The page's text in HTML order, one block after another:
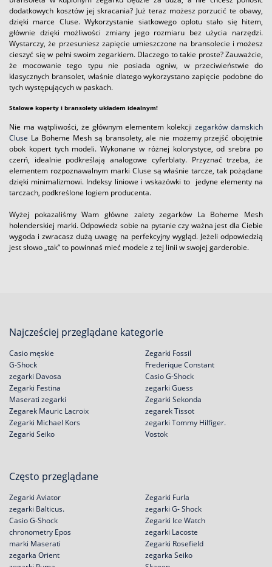
dodatkowych kosztów jej skracania? Już teraz możesz porzucić te obawy,
dzięki marce Cluse. Wykorzystanie siatkowego oplotu stało się hitem,
głównie dzięki możliwości zmiany jego rozmiaru bez użycia narzędzi.
Wystarczy, że przesuniesz zapięcie umieszczone na bransolecie i możesz
cieszyć się w pełni swoim zegarkiem. Dlaczego to takie proste? Zauważcie,
że mocowanie tego typu nie posiada ogniw, w przeciwieństwie do
klasycznych bransolet, właśnie dlatego wykorzystano zapięcie podobne do
tych występujących w paskach.
Stalowe koperty i bransolety układem idealnym!
Nie ma wątpliwości, że głównym elementem kolekcjizegarków damskich
Cluse La Boheme Mesh są bransolety, ale nie możemy przejść obojętnie
obok kopert tych modeli. Wykonane w różnej kolorystyce, od srebra po
czerń, idealnie podkreślają analogowe cyferblaty. Przyznać trzeba, że
elementem rozpoznawalnym marki Cluse są właśnie tarcze, tak pożądane
dzięki minimalizmowi. Indeksy liniowe i wskazówki to jedyne elementy na
tarczach, podkreślone logiem producenta.
Wyżej pokazaliśmy Wam główne zalety zegarków La Boheme Mesh
holenderskiej marki. Odpowiedz sobie na pytanie czy ważna jest dla Ciebie
wygoda i zwracasz dużą uwagę na perfekcyjny wygląd. Jeżeli odpowiedzią
jest słowo „tak” to powinnaś mieć modele z tej linii w swojej garderobie.
Najcześciej przeglądane kategorie
Casio męskie
G-Shock
zegarki Davosa
Zegarki Festina
Zegarki Fossil
Frederique Constant
Casio G-Shock
zegarki Guess
Maserati zegarki
Zegarek Mauric Lacroix
Zegarki Michael Kors
Zegarki Seiko
Zegarki Sekonda
zegarek Tissot
zegarki Tommy Hilfiger.
Vostok
Często przeglądane
Zegarki Aviator
zegarki Balticus.
Casio G-Shock
chronometry Epos
Zegarki Furla
zegarki G- Shock
Zegarki Ice Watch
zegarki Lacoste
marki Maserati
zegarka Orient
Zegarki Rosefield
zegarka Seiko